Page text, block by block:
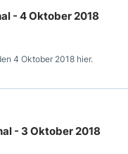
- 4 Oktober 2018
4 Oktober 2018 hier.
- 3 Oktober 2018